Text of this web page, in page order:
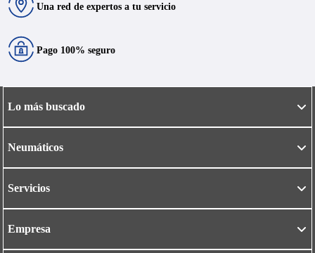
Una red de expertos a tu servicio
Pago 100% seguro
Lo más buscado
Neumáticos
Servicios
Empresa